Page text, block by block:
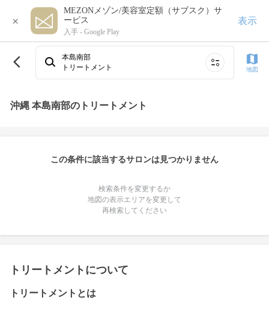
×
MEZONメゾン/美容室定額（サブスク）サ
ービス
入手 - Google Play
表示
本島南部
トリートメント
地図
沖縄 本島南部のトリートメント
この条件に該当するサロンは見つかりません
検索条件を変更するか
地図の表示エリアを変更して
再検索してください
トリートメントについて
トリートメントとは